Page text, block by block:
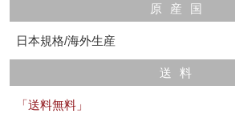
原産国
日本規格/海外生産
送料
「送料無料」